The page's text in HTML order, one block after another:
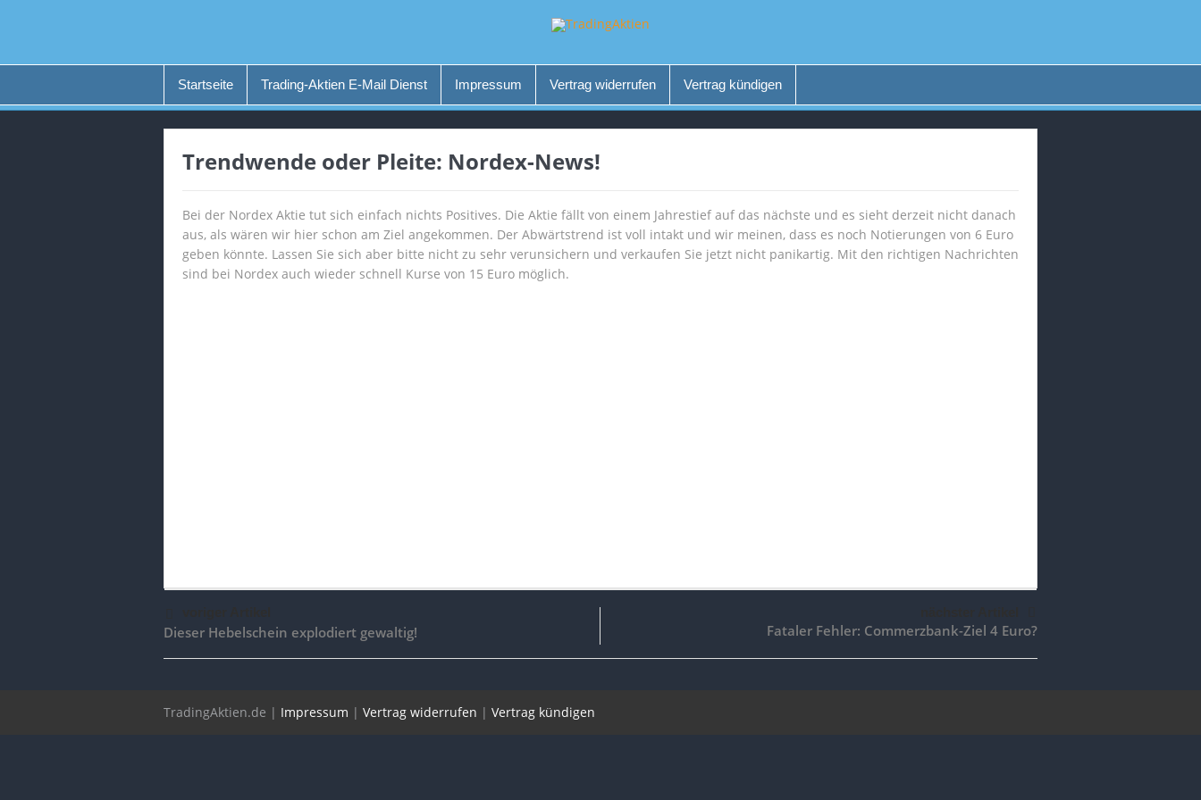
Startseite Trading-Aktien E-Mail Dienst Impressum Vertrag widerrufen Vertrag kündigen
Trendwende oder Pleite: Nordex-News!
Bei der Nordex Aktie tut sich einfach nichts Positives. Die Aktie fällt von einem Jahrestief auf das nächste und es sieht derzeit nicht danach
aus, als wären wir hier schon am Ziel angekommen. Der Abwärtstrend ist voll intakt und wir meinen, dass es noch Notierungen von 6 Euro
geben könnte. Lassen Sie sich aber bitte nicht zu sehr verunsichern und verkaufen Sie jetzt nicht panikartig. Mit den richtigen Nachrichten
sind bei Nordex auch wieder schnell Kurse von 15 Euro möglich.
Dieser Hebelschein explodiert gewaltig! Fataler Fehler: Commerzbank-Ziel 4 Euro?
TradingAktien.de | Impressum | Vertrag widerrufen | Vertrag kündigen